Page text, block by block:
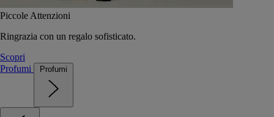
Piccole Attenzioni
Ringrazia con un regalo sofisticato.
Scopri
Profumi
Profumi